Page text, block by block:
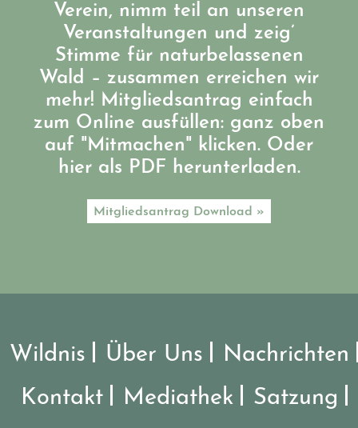
Verein, nimm teil an unseren
Veranstaltungen und zeig’
Stimme für naturbelassenen
Wald – zusammen erreichen wir
mehr! Mitgliedsantrag einfach
zum Online ausfüllen: ganz oben
auf "Mitmachen" klicken. Oder
hier als PDF herunterladen.
Mitgliedsantrag Download »
Wildnis Über Uns
Nachrichten
Kontakt
Mediathek Satzung